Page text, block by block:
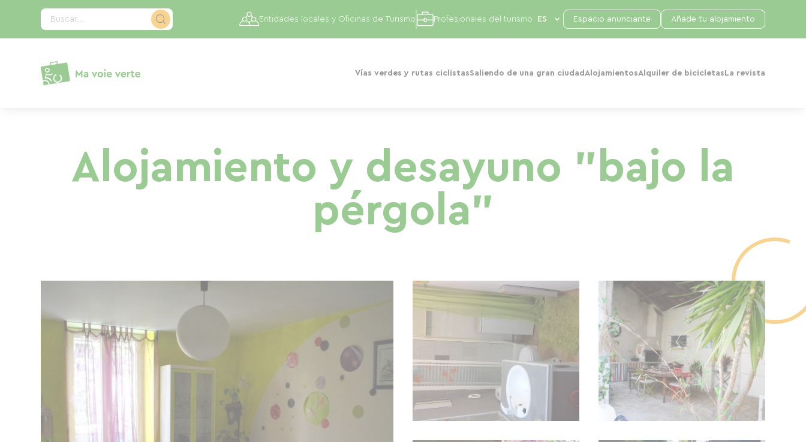
Buscar...
Vías verdes y rutas ciclistasSaliendo de una gran ciudad AlojamientosAlquiler de bicicletas La revista
Entidades locales y Oficinas de Turismo Profesionales del turismo Espacio anunciante Añade tu alojamiento
Alojamiento y desayuno "bajo la
pérgola"
Panel de gestión de cookies